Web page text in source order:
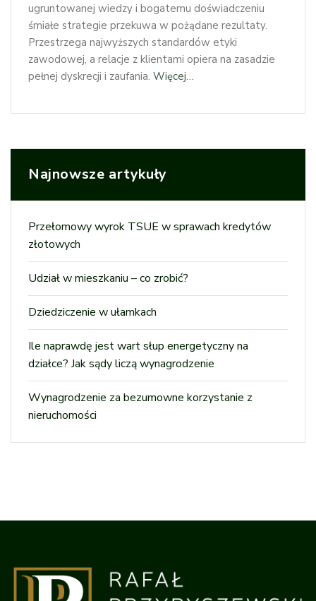
ugruntowanej wiedzy i bogatemu doświadczeniu
śmiałe strategie przekuwa w pożądane rezultaty.
Przestrzega najwyższych standardów etyki
zawodowej, a relacje z klientami opiera na zasadzie
pełnej dyskrecji i zaufania. Więcej…
Najnowsze artykuły
Przełomowy wyrok TSUE w sprawach kredytów
złotowych
Udział w mieszkaniu – co zrobić?
Dziedziczenie w ułamkach
Ile naprawdę jest wart słup energetyczny na
działce? Jak sądy liczą wynagrodzenie
Wynagrodzenie za bezumowne korzystanie z
nieruchomości